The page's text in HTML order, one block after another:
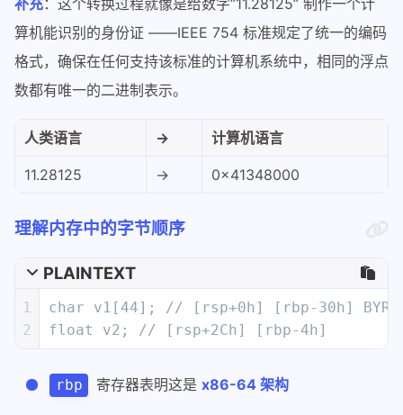
算机能识别的身份证 ——IEEE 754 标准规定了统一的编码
格式，确保在任何支持该标准的计算机系统中，相同的浮点
数都有唯一的二进制表示。
人类语言 → 计算机语言
11.28125 → 0x41348000
理解内存中的字节顺序
PLAINTEXT
1
2
char v1[44]; // [rsp+0h] [rbp-30h]
float v2; // [rsp+2Ch] [rbp-4h]
rbp 寄存器表明这是 x86-64 架构